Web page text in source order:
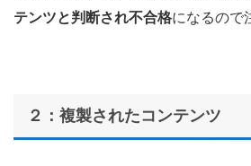
テンツと判断され不合格になるので
２：複製されたコンテンツ